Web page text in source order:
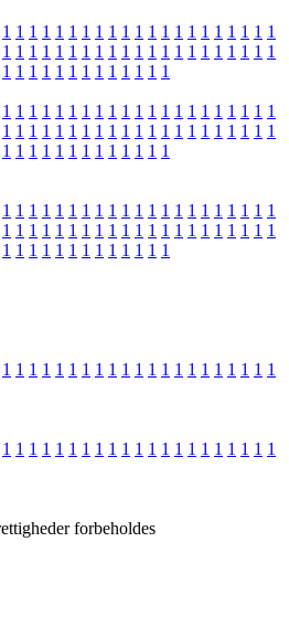
1 1 1 1 1 1 1 1 1 1 1 1 1 1 1 1 1 1 1 1 1
1 1 1 1 1 1 1 1 1 1 1 1 1 1 1 1 1 1 1 1 1
1 1 1 1 1 1 1 1 1 1 1 1 1
1 1 1 1 1 1 1 1 1 1 1 1 1 1 1 1 1 1 1 1 1
1 1 1 1 1 1 1 1 1 1 1 1 1 1 1 1 1 1 1 1 1
1 1 1 1 1 1 1 1 1 1 1 1 1
1 1 1 1 1 1 1 1 1 1 1 1 1 1 1 1 1 1 1 1 1
1 1 1 1 1 1 1 1 1 1 1 1 1 1 1 1 1 1 1 1 1
1 1 1 1 1 1 1 1 1 1 1 1 1
1 1 1 1 1 1 1 1 1 1 1 1 1 1 1 1 1 1 1 1 1
1 1 1 1 1 1 1 1 1 1 1 1 1 1 1 1 1 1 1 1 1
forbeholdes